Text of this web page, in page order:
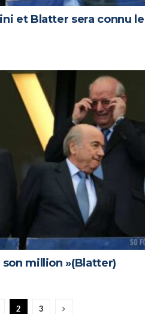
et Blatter sera connu le
son million »(Blatter)
2 3